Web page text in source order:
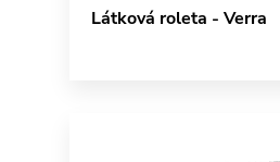
Látková roleta - Verra